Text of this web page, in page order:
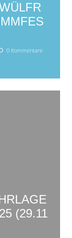
0 Kommentare
(29.11